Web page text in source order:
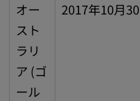
オー
スト
ラリ
ア (ゴ
ール
2017年10月